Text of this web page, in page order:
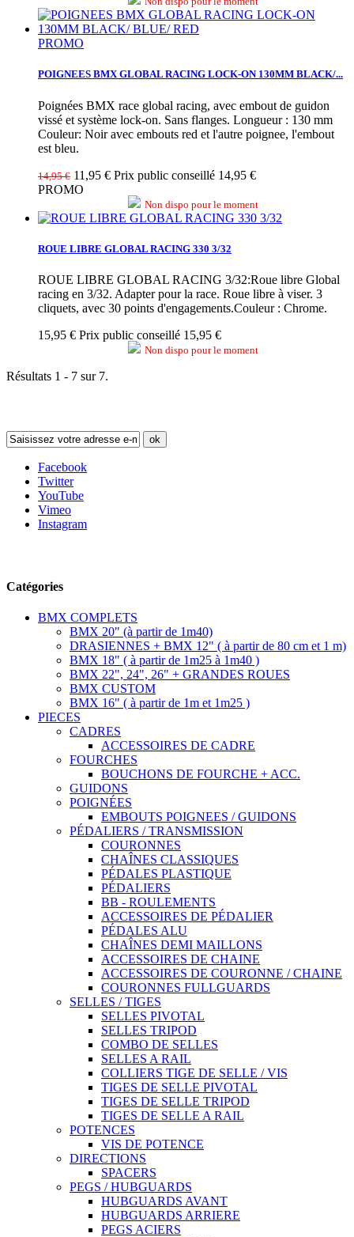
PROMO
POIGNEES BMX GLOBAL RACING LOCK-ON 130MM BLACK/...
Poignées BMX race global racing, avec embout de guidon
vissé et système lock-on. Sans flanges. Longueur : 130 mm
Couleur: Noir avec embouts red et l'autre poignee, l'embout
est bleu.
14,95 € 11,95 € Prix public conseillé 14,95 €
PROMO
Non dispo pour le moment
ROUE LIBRE GLOBAL RACING 330 3/32
ROUE LIBRE GLOBAL RACING 3/32:Roue libre Global
racing en 3/32. Adapter pour la race. Roue libre à viser. 3
cliquets, avec 30 points d'engagements.Couleur : Chrome.
15,95 € Prix public conseillé 15,95 €
Non dispo pour le moment
Résultats 1 - 7 sur 7.
ok
Facebook
Twitter
YouTube
Vimeo
Instagram
Catégories
BMX COMPLETS
BMX 20" (à partir de 1m40)
DRASIENNES + BMX 12" ( à partir de 80 cm et 1 m)
BMX 18" ( à partir de 1m25 à 1m40 )
BMX 22", 24", 26" + GRANDES ROUES
BMX CUSTOM
BMX 16" ( à partir de 1m et 1m25 )
PIECES
CADRES
ACCESSOIRES DE CADRE
FOURCHES
BOUCHONS DE FOURCHE + ACC.
GUIDONS
POIGNÉES
EMBOUTS POIGNEES / GUIDONS
PÉDALIERS / TRANSMISSION
COURONNES
CHAÎNES CLASSIQUES
PÉDALES PLASTIQUE
PÉDALIERS
BB - ROULEMENTS
ACCESSOIRES DE PÉDALIER
PÉDALES ALU
CHAÎNES DEMI MAILLONS
ACCESSOIRES DE CHAINE
ACCESSOIRES DE COURONNE / CHAINE
COURONNES FULLGUARDS
SELLES / TIGES
SELLES PIVOTAL
SELLES TRIPOD
COMBO DE SELLES
SELLES A RAIL
COLLIERS TIGE DE SELLE / VIS
TIGES DE SELLE PIVOTAL
TIGES DE SELLE TRIPOD
TIGES DE SELLE A RAIL
POTENCES
VIS DE POTENCE
DIRECTIONS
SPACERS
PEGS / HUBGUARDS
HUBGUARDS AVANT
HUBGUARDS ARRIERE
PEGS ACIERS